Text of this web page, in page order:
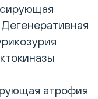
атрофия